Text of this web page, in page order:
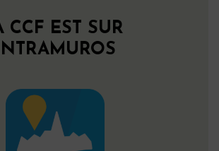
CCF EST SUR